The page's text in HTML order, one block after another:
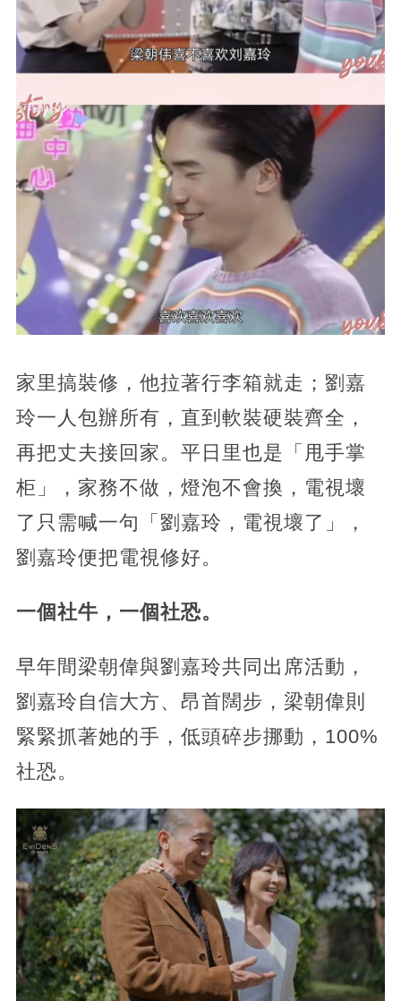
家里搞裝修，他拉著行李箱就走；劉嘉
玲一人包辦所有，直到軟裝硬裝齊全，
再把丈夫接回家。平日里也是「甩手掌
柜」，家務不做，燈泡不會換，電視壞
了只需喊一句「劉嘉玲，電視壞了」，
劉嘉玲便把電視修好。
一個社牛，一個社恐。
早年間梁朝偉與劉嘉玲共同出席活動，
劉嘉玲自信大方、昂首闊步，梁朝偉則
緊緊抓著她的手，低頭碎步挪動，100%
社恐。